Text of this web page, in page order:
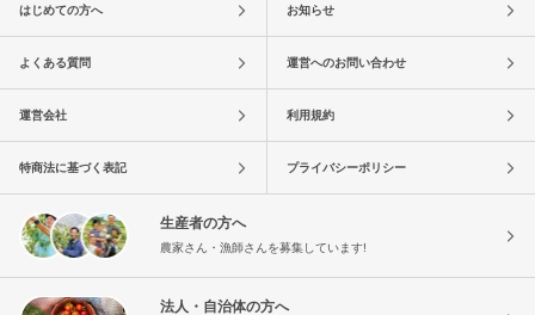
はじめての方へ お知らせ
よくある質問 運営へのお問い合わせ
運営会社 利用規約
特商法に基づく表記 プライバシーポリシー
生産者の方へ
農家さん・漁師さんを募集しています!
法人・自治体の方へ